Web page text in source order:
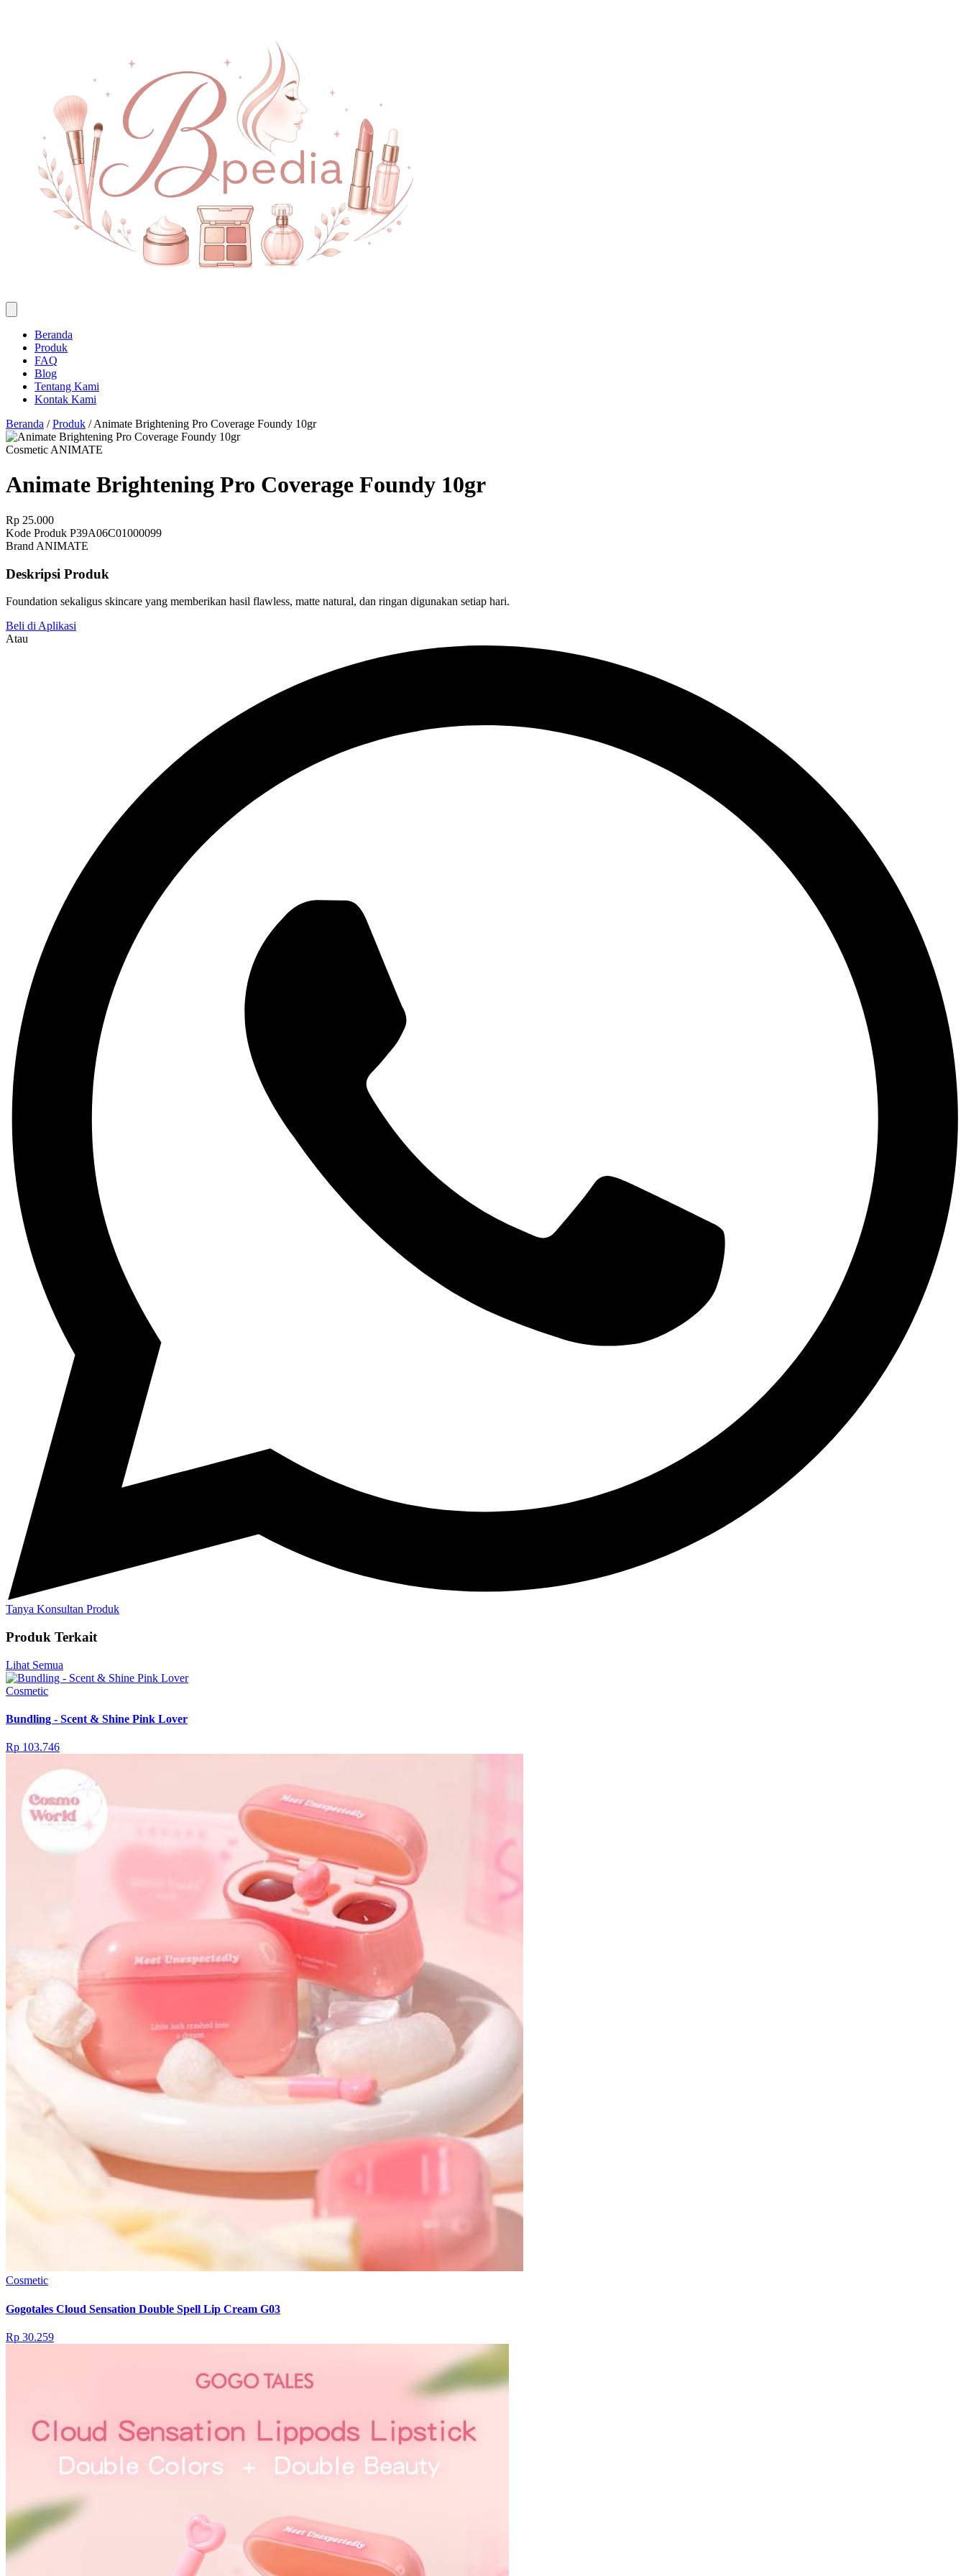
Beranda
Produk
FAQ
Blog
Tentang Kami
Kontak Kami
Beranda / Produk / Animate Brightening Pro Coverage Foundy 10gr
Cosmetic ANIMATE
Animate Brightening Pro Coverage Foundy 10gr
Rp 25.000
Kode Produk P39A06C01000099
Brand ANIMATE
Deskripsi Produk
Foundation sekaligus skincare yang memberikan hasil flawless, matte natural, dan ringan digunakan setiap hari.
Beli di Aplikasi
Atau
Tanya Konsultan Produk
Produk Terkait
Lihat Semua
Cosmetic
Bundling - Scent & Shine Pink Lover
Rp 103.746
Cosmetic
Gogotales Cloud Sensation Double Spell Lip Cream G03
Rp 30.259